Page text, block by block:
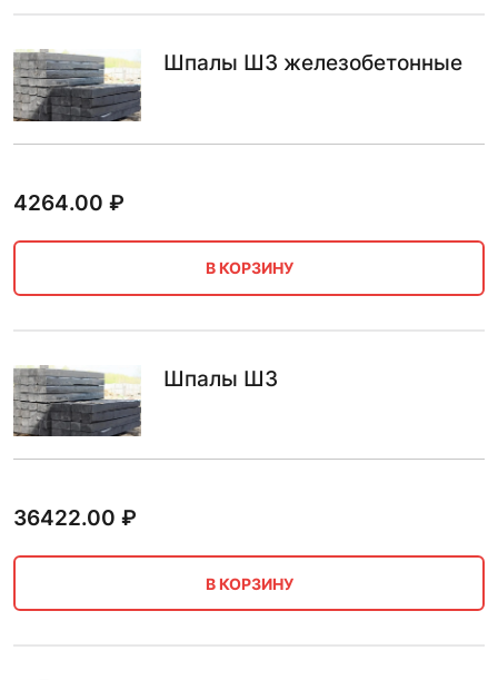
Шпалы Ш3 железобетонные
4264.00 ₽
В КОРЗИНУ
Шпалы Ш3
36422.00 ₽
В КОРЗИНУ